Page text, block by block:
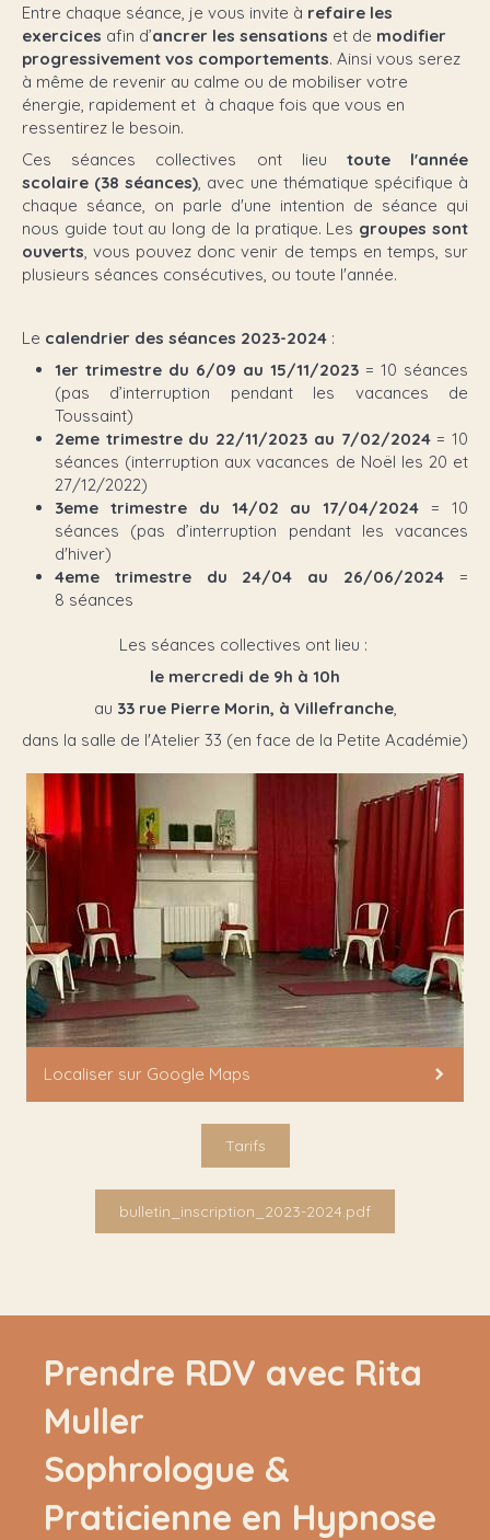
Entre chaque séance, je vous invite à refaire les
exercices afin d’ancrer les sensations et de modifier
progressivement vos comportements. Ainsi vous serez
à même de revenir au calme ou de mobiliser votre
énergie, rapidement et à chaque fois que vous en
ressentirez le besoin.
Ces séances collectives ont lieu toute l'année
scolaire (38 séances) , avec une thématique spécifique à
chaque séance, on parle d'une intention de séance qui
nous guide tout au long de la pratique. Les groupes sont
ouverts , vous pouvez donc venir de temps en temps, sur
plusieurs séances consécutives, ou toute l'année.
Le calendrier des séances 2023-2024 :
1er trimestre du 6/09 au 15/11/2023 = 10 séances
(pas d’interruption pendant les vacances de
Toussaint)
2eme trimestre du 22/11/2023 au 7/02/2024= 10
séances (interruption aux vacances de Noël les 20 et
27/12/2022)
3eme trimestre du 14/02 au 17/04/2024 = 10
séances (pas d’interruption pendant les vacances
d'hiver)
4eme trimestre du 24/04 au 26/06/2024 =
8 séances
Les séances collectives ont lieu :
le mercredi de 9h à 10h
au 33 rue Pierre Morin, à Villefranche,
dans la salle de l'Atelier 33 (en face de la Petite Académie)
Localiser sur Google Maps
Tarifs
bulletin_inscription_2023-2024.pdf
Prendre RDV avec Rita
Muller
Sophrologue &
Praticienne en Hypnose